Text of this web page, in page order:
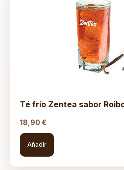
Té frío Zentea sabor
18,90 €
Añadir